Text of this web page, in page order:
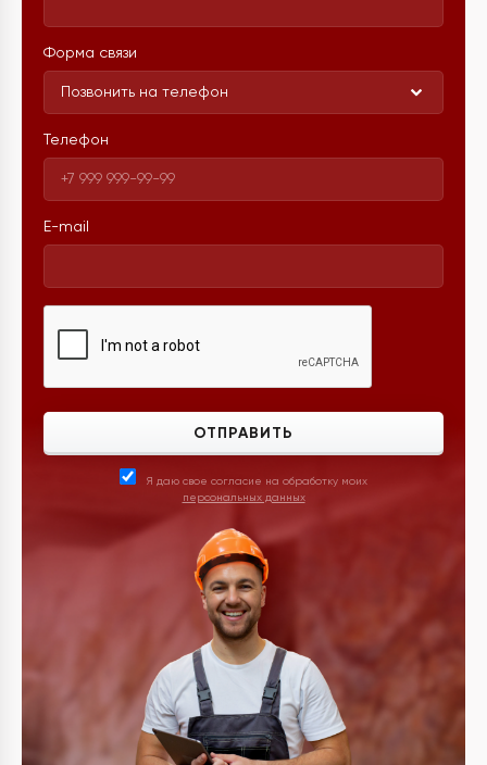
Форма связи
Позвонить на телефон
Телефон
E-mail
ОТПРАВИТЬ
Я даю свое согласие на обработку моих
персональных данных